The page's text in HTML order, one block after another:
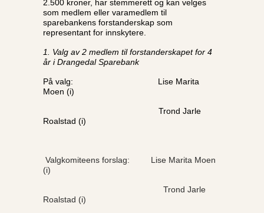
2.500 kroner, har stemmerett og kan velges
som medlem eller varamedlem til
sparebankens forstanderskap som
representant for innskytere.
1. Valg av 2 medlem til forstanderskapet for 4
år i Drangedal Sparebank
På valg: Lise Marita
Moen (i)
Trond Jarle
Roalstad (i)
Valgkomiteens forslag: Lise Marita Moen
(i)
Trond Jarle
Roalstad (i)